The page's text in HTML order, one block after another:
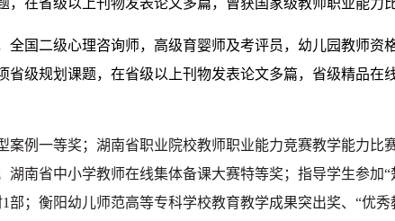
在省级以上刊物发表论文多篇，曾获国家级教师职业能力
全国二级心理咨询师，高级育婴师及考评员，幼儿园教师
级规划课题，在省级以上刊物发表论文多篇，省级精品在
案例一等奖 ； 湖南省职业院校教师职业能力竞赛教学能力比
南省中小学教师在线集体备课大赛特等奖； 指导学生参加“
部； 衡阳幼儿师范高等专科学校教育教学成果突出奖、 “优秀